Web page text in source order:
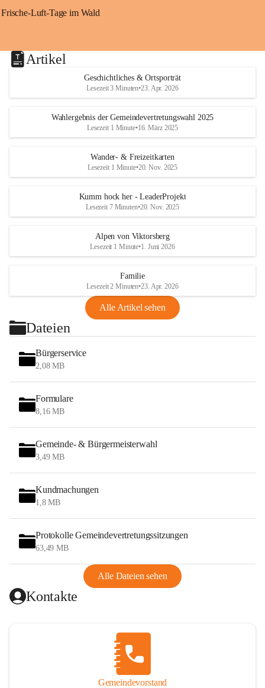
Frische-Luft-Tage im Wald
Artikel
Geschichtliches & Ortsporträt
Lesezeit 3 Minuten•23. Apr. 2026
Wahlergebnis der Gemeindevertretungswahl 2025
Lesezeit 1 Minute•16. März 2025
Wander- & Freizeitkarten
Lesezeit 1 Minute•20. Nov. 2025
Kumm hock her - LeaderProjekt
Lesezeit 7 Minuten•20. Nov. 2025
Alpen von Viktorsberg
Lesezeit 1 Minute•1. Juni 2026
Familie
Lesezeit 2 Minuten•23. Apr. 2026
Alle Artikel sehen
Dateien
Bürgerservice
2,08 MB
Formulare
8,16 MB
Gemeinde- & Bürgermeisterwahl
3,49 MB
Kundmachungen
1,8 MB
Protokolle Gemeindevertretungssitzungen
63,49 MB
Alle Dateien sehen
Kontakte
Gemeindevorstand